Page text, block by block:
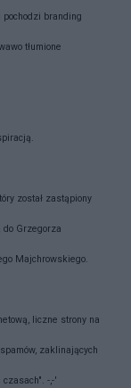
pochodzi branding
tłumione
został zastąpiony
do Grzegorza
Majchrowskiego.
liczne strony na
zaklinających
-,-'